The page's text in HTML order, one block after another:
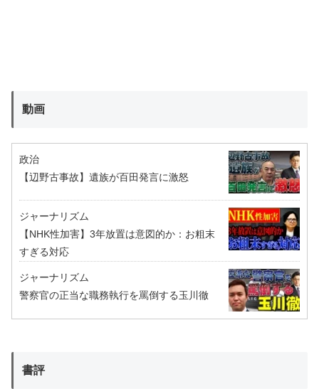
動画
政治
【辺野古事故】遺族が百田発言に激怒
ジャーナリズム
【NHK性加害】3年放置は意図的か：お粗末
すぎる対応
ジャーナリズム
警察官の正当な職務執行を罵倒する玉川徹
書評